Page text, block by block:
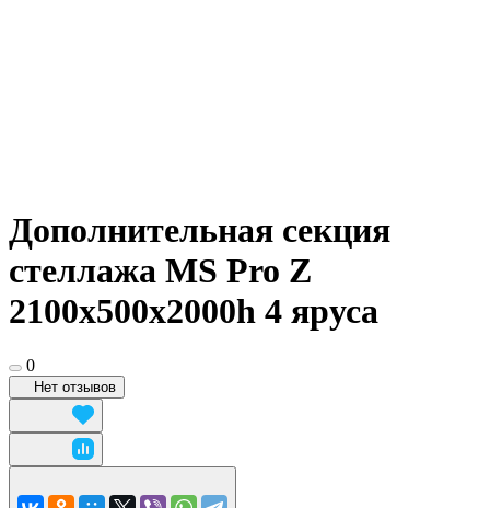
Дополнительная секция
стеллажа MS Pro Z
2100x500х2000h 4 яруса
0
Нет отзывов